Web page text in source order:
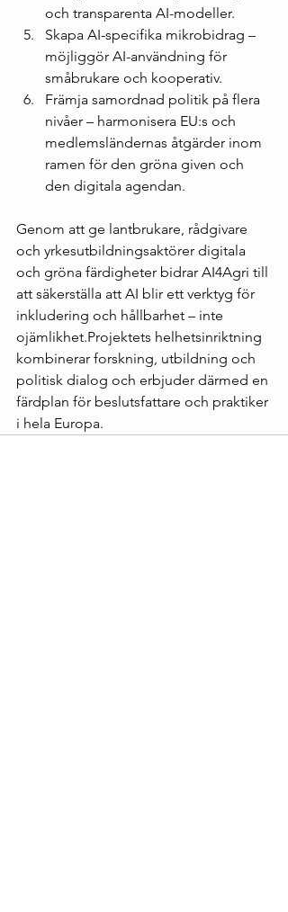
och transparenta AI-modeller.
Skapa AI-specifika mikrobidrag –
möjliggör AI-användning för
småbrukare och kooperativ.
Främja samordnad politik på flera
nivåer – harmonisera EU:s och
medlemsländernas åtgärder inom
ramen för den gröna given och
den digitala agendan.
Genom att ge lantbrukare, rådgivare
och yrkesutbildningsaktörer digitala
och gröna färdigheter bidrar AI4Agri till
att säkerställa att AI blir ett verktyg för
inkludering och hållbarhet – inte
ojämlikhet.Projektets helhetsinriktning
kombinerar forskning, utbildning och
politisk dialog och erbjuder därmed en
färdplan för beslutsfattare och praktiker
i hela Europa.